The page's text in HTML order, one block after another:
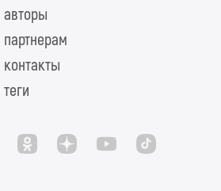
авторы
партнерам
контакты
теги